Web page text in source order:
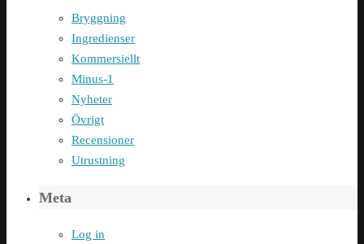
Bryggning
Ingredienser
Kommersiellt
Minus-1
Nyheter
Övrigt
Recensioner
Utrustning
Meta
Log in